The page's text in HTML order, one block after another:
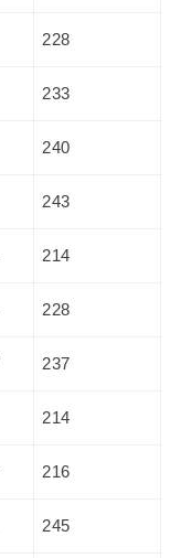
228
233
240
243
214
228
237
214
216
245